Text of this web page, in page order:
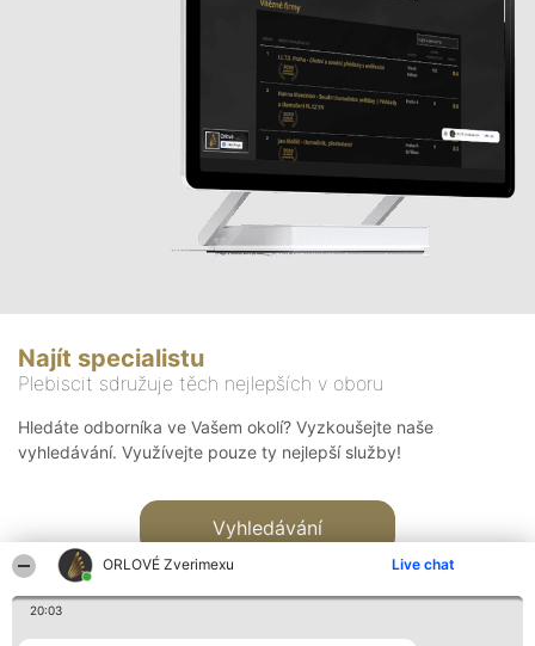
ORLOVÉ Zverimexu Live chat
20:03
Najít specialistu
Plebiscit sdružuje těch nejlepších v oboru
Hledáte odborníka ve Vašem okolí? Vyzkoušejte naše
vyhledávání. Využívejte pouze ty nejlepší služby!
Vyhledávání